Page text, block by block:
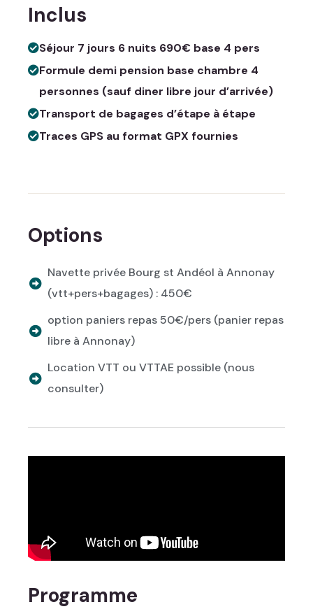
Inclus
Séjour 7 jours 6 nuits 690€ base 4 pers
Formule demi pension base chambre 4
personnes (sauf diner libre jour d’arrivée)
Transport de bagages d’étape à étape
Traces GPS au format GPX fournies
Options
Navette privée Bourg st Andéol à Annonay
(vtt+pers+bagages) : 450€
option paniers repas 50€/pers (panier repas
libre à Annonay)
Location VTT ou VTTAE possible (nous
consulter)
Programme